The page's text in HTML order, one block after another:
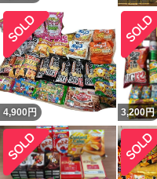
4,900 円 3,200円